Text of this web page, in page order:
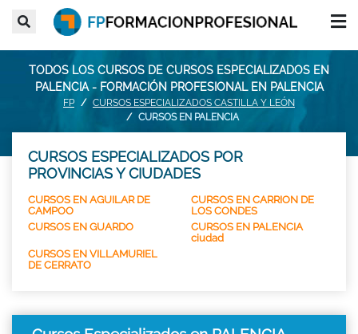
TODOS LOS CURSOS DE CURSOS ESPECIALIZADOS EN
PALENCIA - FORMACIÓN PROFESIONAL EN PALENCIA
FP
CURSOS ESPECIALIZADOS CASTILLA Y LEÓN
CURSOS EN PALENCIA
CURSOS ESPECIALIZADOS POR
PROVINCIAS Y CIUDADES
CURSOS EN AGUILAR DE
CAMPOO
CURSOS EN CARRION DE
LOS CONDES
CURSOS EN GUARDO
CURSOS EN PALENCIA
ciudad
CURSOS EN VILLAMURIEL
DE CERRATO